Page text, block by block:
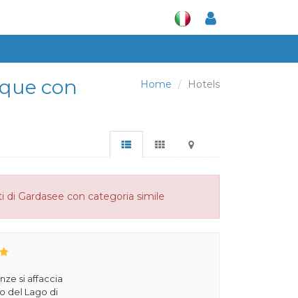
Home Hotels
con
di Gardasee con categoria simile
si affaccia
del Lago di